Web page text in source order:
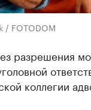
/ FOTODOM
разрешения
коллегии